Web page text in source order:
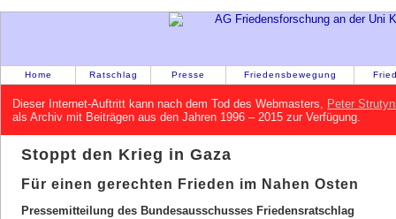
Home Ratschlag Presse Friedensbewegung
Dieser Internet-Auftritt kann nach dem Tod des Webmasters, Peter
als Archiv mit Beiträgen aus den Jahren 1996 – 2015 zur Verfügung.
Stoppt den Krieg in Gaza
Für einen gerechten Frieden im Nahen Osten
Pressemitteilung des Bundesausschusses Friedensratschlag